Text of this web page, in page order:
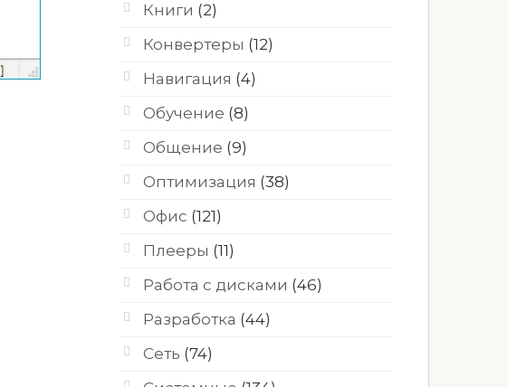
Книги (2)
Конвертеры (12)
Навигация (4)
Обучение (8)
Общение (9)
Оптимизация (38)
Офис (121)
Плееры (11)
Работа с дисками (46)
Разработка (44)
Сеть (74)